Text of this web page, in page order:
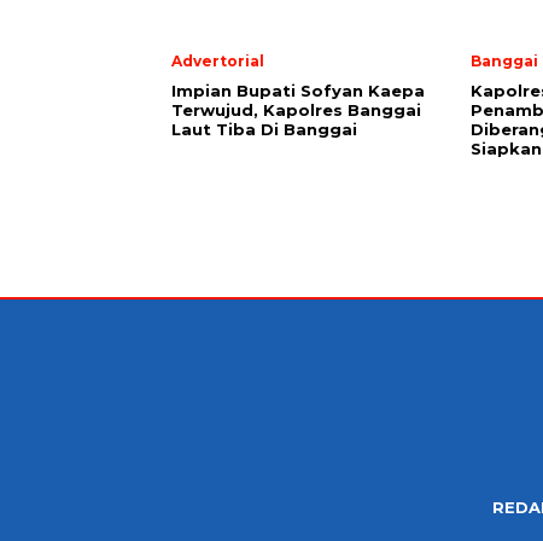
Advertorial
Impian Bupati Sofyan Kaepa
Terwujud, Kapolres Banggai
Laut Tiba Di Banggai
Banggai